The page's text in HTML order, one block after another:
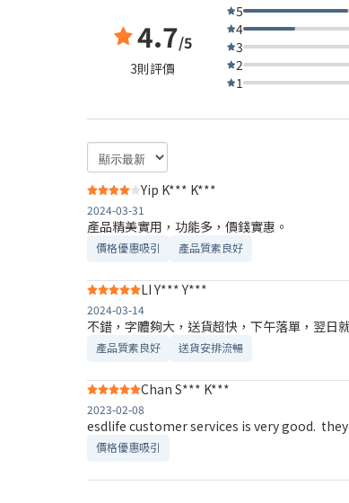
4.7/5
3則評價
5
4
3
2
1
Yip K*** K***
2024-03-31
產品精美實用，功能多，價錢實惠。
價格優惠吸引 產品質素良好
LI Y*** Y***
2024-03-14
不錯，字體夠大，送貨超快，下午落單，翌日
產品質素良好 送貨安排流暢
Chan S*** K***
2023-02-08
esdlife
價格優惠吸引